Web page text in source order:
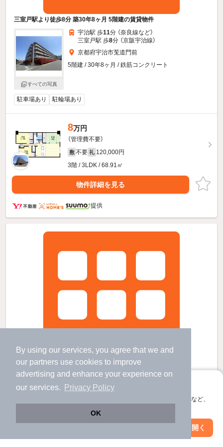
By using our services, you agree that we and
our partners use cookies to improve
advertising and enhance your experience on
our services.
Privacy Policy
OK
アプリに切り替えて、サクサクお部屋探し
会員登録なしですぐ使える。マップ検索やお気に入り保存など、
アプリを開く
三室戸駅より徒歩8分 築30年8ヶ月 5階建の賃貸物件
すべての写真
宇治駅 歩11分 （奈良線など）
三室戸駅 歩8分 （京阪宇治線）
京都府宇治市莵道門前
5階建 / 30年8ヶ月 / 鉄筋コンクリート
駐車場あり 駐輪場あり
8万円
（管理費不要）
敷 不要 礼 120,000円
3階 / 3LDK / 68.91㎡
物件詳細を見る
提供
絞り込み条件を変更